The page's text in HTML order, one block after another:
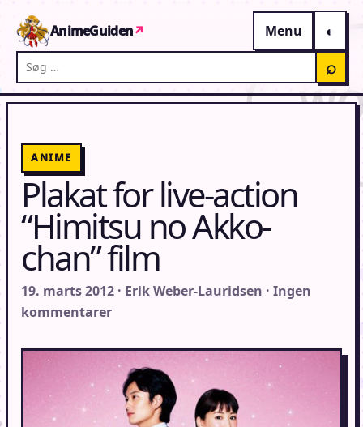
AnimeGuiden↗
Menu
Søg på AnimeGuiden
⌕
ANIME
Plakat for live-action
“Himitsu no Akko-
chan” film
19. marts 2012 · Erik Weber-Lauridsen · Ingen
kommentarer